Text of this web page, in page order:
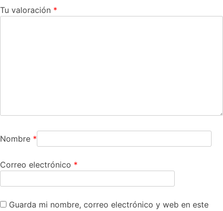
Tu valoración *
Nombre *
Correo electrónico *
Guarda mi nombre, correo electrónico y web en este